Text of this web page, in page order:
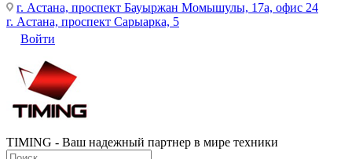
г. Астана, проспект Бауыржан Момышулы, 17а, офис 24
г. Астана, проспект Сарыарка, 5
Войти
TIMING - Ваш надежный партнер в мире техники